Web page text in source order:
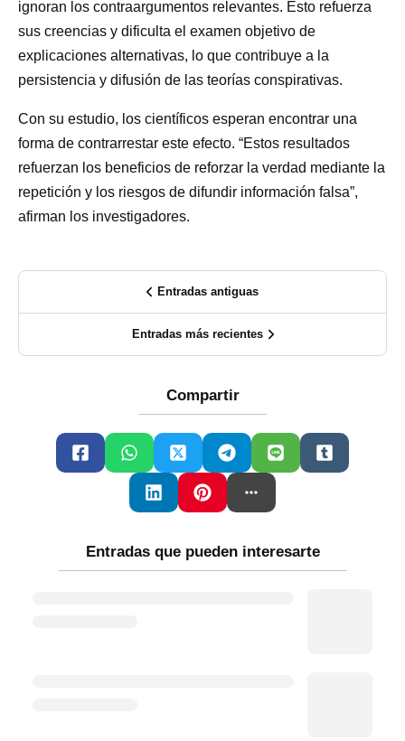
ignoran los contraargumentos relevantes. Esto refuerza
sus creencias y dificulta el examen objetivo de
explicaciones alternativas, lo que contribuye a la
persistencia y difusión de las teorías conspirativas.
Con su estudio, los científicos esperan encontrar una
forma de contrarrestar este efecto. “Estos resultados
refuerzan los beneficios de reforzar la verdad mediante la
repetición y los riesgos de difundir información falsa”,
afirman los investigadores.
Entradas antiguas
Entradas más recientes
Compartir
Entradas que pueden interesarte